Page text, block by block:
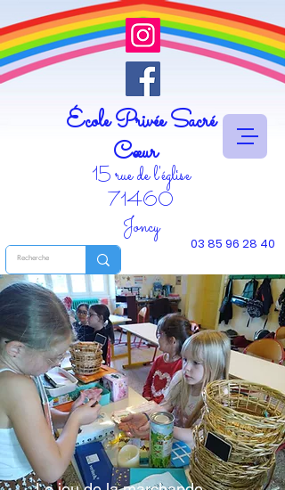
École Privée Sacré
Cœur
15 rue de l'église
71460
Joncy
03 85 96 28 40